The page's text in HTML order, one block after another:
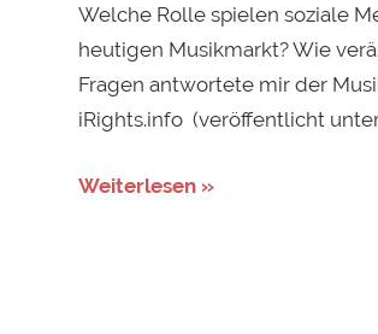
Welche Rolle spielen soziale
heutigen Musikmarkt? Wie
Fragen antwortete mir der
iRights.info (veröffentlicht unter
Weiterlesen »